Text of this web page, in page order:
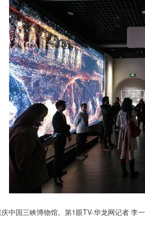
中国三峡博物馆。第1眼TV-华龙网记者 李